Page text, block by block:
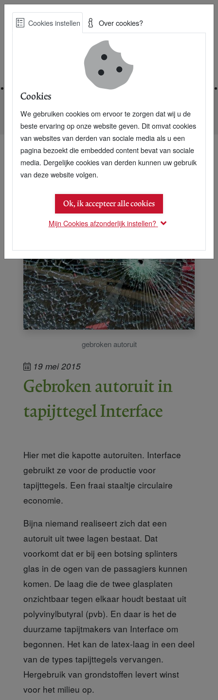
Skip
Best Practices voor een duurzame toekomst
Nieuwsarchief Gebroken autoruit in tapijttegel Interface
gebroken autoruit
19 mei 2015
Gebroken autoruit in
tapijttegel Interface
Hier met die kapotte autoruiten. Interface
gebruikt ze voor de productie voor
tapijttegels. Een fraai staaltje circulaire
economie.
Bijna niemand realiseert zich dat een
autoruit uit twee lagen bestaat. Dat
voorkomt dat er bij een botsing splinters
glas in de ogen van de passagiers kunnen
komen. De laag die de twee glasplaten
onzichtbaar tegen elkaar houdt bestaat uit
polyvinylbutyral (pvb). En daar is het de
duurzame tapijtmakers van Interface om
begonnen. Het kan de latex-laag in een deel
van de types tapijttegels vervangen.
Hergebruik van grondstoffen levert winst
voor het milieu op.
Cookies instellen Over cookies?
Cookies
We gebruiken cookies om ervoor te zorgen dat wij u de
beste ervaring op onze website geven. Dit omvat cookies
van websites van derden van sociale media als u een
pagina bezoekt die embedded content bevat van sociale
media. Dergelijke cookies van derden kunnen uw gebruik
van deze website volgen.
Ok, ik accepteer alle cookies
Mijn Cookies afzonderlijk instellen?